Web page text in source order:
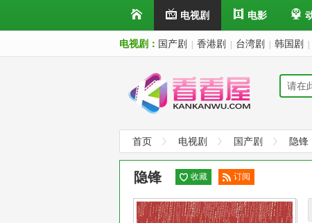
电视剧 电影
电视剧： 国产剧 香港剧 台湾剧 韩国剧
首页 电视剧 国产剧 隐锋
隐锋 收藏
订阅
阅